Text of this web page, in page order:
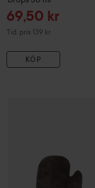
Reapris
69,50 kr
Tid. pris 139 kr
Tidigare pris 139 kr
KÖP